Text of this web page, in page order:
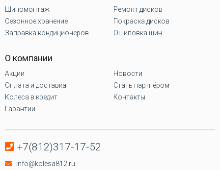
Шиномонтаж
Сезонное хранение
Заправка кондиционеров
Ремонт дисков
Покраска дисков
Ошиповка шин
О компании
Акции
Оплата и доставка
Колеса в кредит
Гарантии
Новости
Стать партнёром
Контакты
+7(812)317-17-52
info@kolesa812.ru